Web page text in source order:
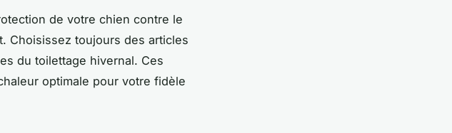
de votre chien contre le
Choisissez toujours des articles
du toilettage hivernal. Ces
optimale pour votre fidèle